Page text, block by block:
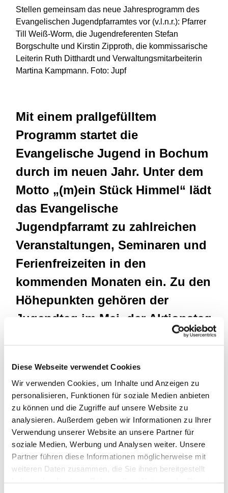
Diese Webseite verwendet Cookies
Wir verwenden Cookies, um Inhalte und Anzeigen zu
personalisieren, Funktionen für soziale Medien anbieten
zu können und die Zugriffe auf unsere Website zu
analysieren. Außerdem geben wir Informationen zu Ihrer
Verwendung unserer Website an unsere Partner für
soziale Medien, Werbung und Analysen weiter. Unsere
Partner führen diese Informationen möglicherweise mit
weiteren Daten zusammen, die Sie ihnen bereitgestellt
Stellen gemeinsam das neue Jahresprogramm des
Evangelischen Jugendpfarramtes vor (v.l.n.r.): Pfarrer
Till Weiß-Worm, die Jugendreferenten Stefan
Borgschulte und Kirstin Zipproth, die kommissarische
Leiterin Ruth Ditthardt und Verwaltungsmitarbeiterin
Martina Kampmann. Foto: Jupf
Mit einem prallgefülltem
Programm startet die
Evangelische Jugend in Bochum
durch im neuen Jahr. Unter dem
Motto „(m)ein Stück Himmel“ lädt
das Evangelische
Jugendpfarramt zu zahlreichen
Veranstaltungen, Seminaren und
Ferienfreizeiten in den
kommenden Monaten ein. Zu den
Höhepunkten gehören der
Jugendtag im Mai, der Aktionstag
KonifXXL im Oktober und der
kündigt Ruth Ditthardt,
kommissarische Leiterin des
Jugendpfarramtes, an.
Ein weiteres Highlight wird im Juni die Teilnahme am
Evangelischen Kirchentag in Dortmund sein, an dem
sich auch Jugendliche aus Bochum beteiligen.